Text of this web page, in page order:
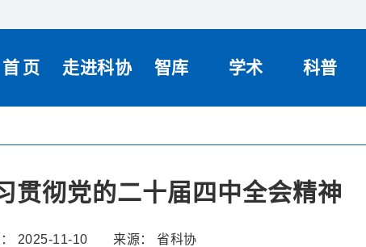
首页 走进科协 智库 学术 科普
贯彻党的二十届四中全会精神
： 2025-11-10 来源： 省科协